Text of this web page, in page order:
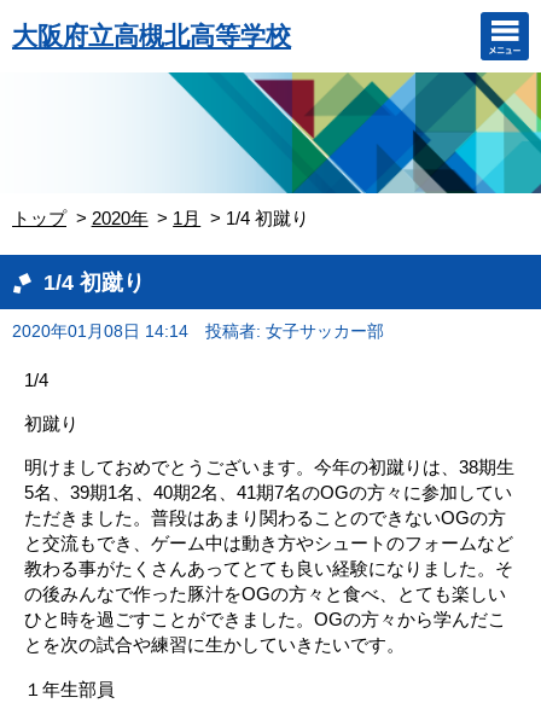
大阪府立高槻北高等学校
トップ 2020年 1月 1/4 初蹴り
1/4 初蹴り
2020年01月08日 14:14 投稿者: 女子サッカー部
1/4
初蹴り
明けましておめでとうございます。今年の初蹴りは、38期生
5名、39期1名、40期2名、41期7名のOGの方々に参加してい
ただきました。普段はあまり関わることのできないOGの方
と交流もでき、ゲーム中は動き方やシュートのフォームなど
教わる事がたくさんあってとても良い経験になりました。そ
の後みんなで作った豚汁をOGの方々と食べ、とても楽しい
ひと時を過ごすことができました。OGの方々から学んだこ
とを次の試合や練習に生かしていきたいです。
１年生部員